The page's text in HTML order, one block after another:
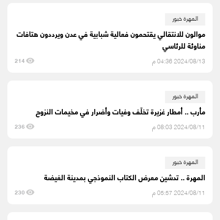
المهرة خبور
موالون للانتقالي يقتحمون فعالية شبابية في عدن ويرددون هتافات
مناوئة للرئاسي
2024/08/13 04:36 م 214
المهرة خبور
مأرب .. أمطار غزيرة تخلّف وفيات وأضرار في مخيمات النزوح
2024/08/11 08:03 م 236
المهرة خبور
المهرة .. تدشين معرض الكتاب النموذجي بمدينة الغيضة
2024/08/11 05:57 م 230